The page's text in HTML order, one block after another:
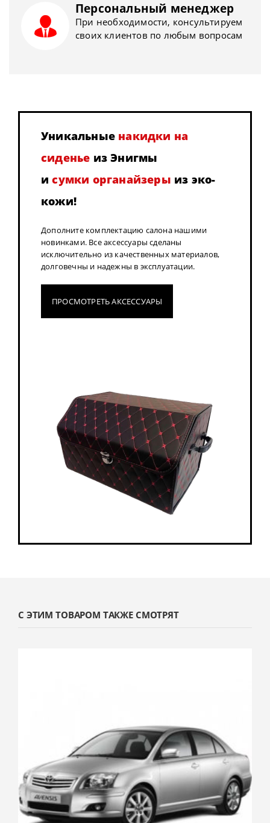
Персональный менеджер
При необходимости, консультируем
своих клиентов по любым вопросам
Уникальные накидки на
сиденье из Энигмы
исумки органайзеры из эко-
кожи!
Дополните комплектацию салона нашими
новинками. Все аксессуары сделаны
исключительно из качественных материалов,
долговечны и надежны в эксплуатации.
ПРОСМОТРЕТЬ АКСЕССУАРЫ
С ЭТИМ ТОВАРОМ ТАКЖЕ СМОТРЯТ